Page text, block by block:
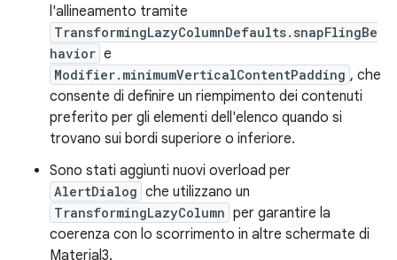
l'allineamento tramite
TransformingLazyColumnDefaults.snapFlingBe
havior e
Modifier.minimumVerticalContentPadding , che
consente di definire un riempimento dei contenuti
preferito per gli elementi dell'elenco quando si
trovano sui bordi superiore o inferiore.
Sono stati aggiunti nuovi overload per
AlertDialog che utilizzano un
TransformingLazyColumn per garantire la
coerenza con lo scorrimento in altre schermate di
Material3.